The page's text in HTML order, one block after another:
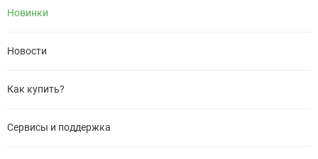
Новинки
Новости
Как купить?
Сервисы и поддержка